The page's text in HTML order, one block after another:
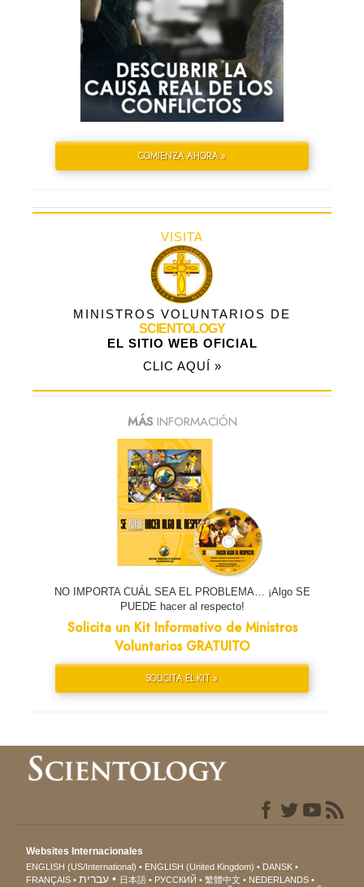
COMIENZA AHORA »
VISITA
MINISTROS VOLUNTARIOS DE
SCIENTOLOGY
EL SITIO WEB OFICIAL
CLIC AQUÍ »
MÁSINFORMACIÓN
NO IMPORTA CUÁL SEA EL PROBLEMA… ¡Algo SE
PUEDE hacer al respecto!
Solicita un Kit Informativo de Ministros
Voluntarios GRATUITO
SOLICITA EL KIT »
Websites Internacionales
ENGLISH (US/International) ENGLISH (United Kingdom)
DANSK
FRANÇAIS
עברית 日本語 РУССКИЙ 繁體中文
NEDERLANDS